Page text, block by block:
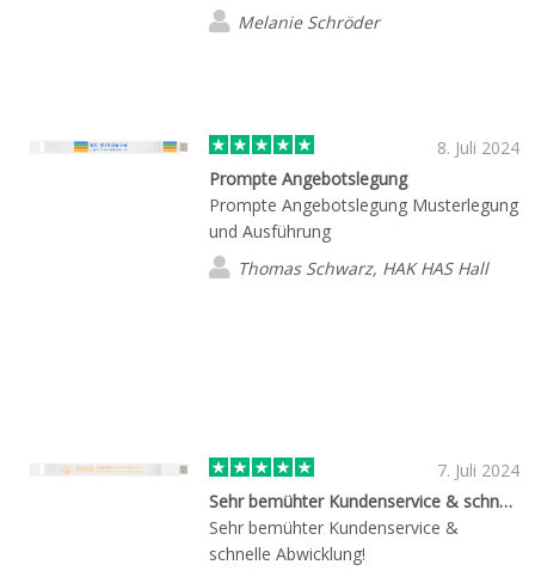
kurzfristige Bestellung kam innerhalb
von vier Tagen an. Sehr freundlicher und
Melanie Schröder
8. Juli 2024
Prompte Angebotslegung
Prompte Angebotslegung Musterlegung
und Ausführung
Thomas Schwarz, HAK HAS Hall
7. Juli 2024
Sehr bemühter Kundenservice & schnelle…
Sehr bemühter Kundenservice &
schnelle Abwicklung!